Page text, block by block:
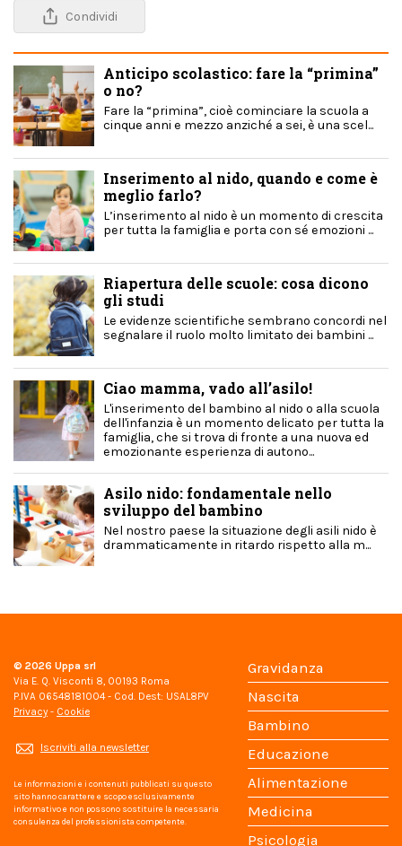
Condividi
Anticipo scolastico: fare la “primina”
o no?
Fare la “primina”, cioè cominciare la scuola a
cinque anni e mezzo anziché a sei, è una scel...
Inserimento al nido, quando e come è
meglio farlo?
L’inserimento al nido è un momento di crescita
per tutta la famiglia e porta con sé emozioni ...
Riapertura delle scuole: cosa dicono
gli studi
Le evidenze scientifiche sembrano concordi nel
segnalare il ruolo molto limitato dei bambini ...
Ciao mamma, vado all’asilo!
L'inserimento del bambino al nido o alla scuola
dell'infanzia è un momento delicato per tutta la
famiglia, che si trova di fronte a una nuova ed
emozionante esperienza di autono...
Asilo nido: fondamentale nello
sviluppo del bambino
Nel nostro paese la situazione degli asili nido è
drammaticamente in ritardo rispetto alla m...
© 2026 Uppa srl
Via E. Q. Visconti 8, 00193 Roma
P.IVA 06548181004 - Cod. Dest: USAL8PV
Privacy - Cookie
Iscriviti alla newsletter
Le informazioni e i contenuti pubblicati su questo
sito hanno carattere e scopo esclusivamente
informativo e non possono sostituire la necessaria
consulenza del professionista competente.
Gravidanza
Nascita
Bambino
Educazione
Alimentazione
Medicina
Psicologia